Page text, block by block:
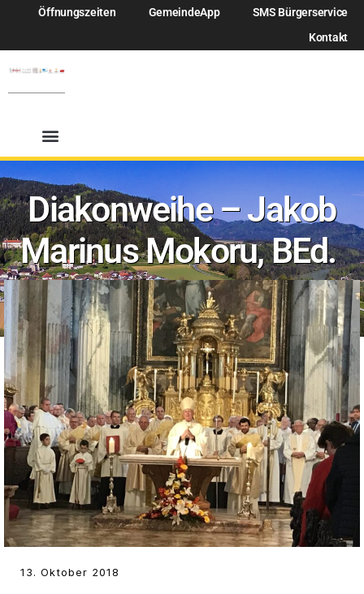
Öffnungszeiten GemeindeApp
SMS Bürgerservice
Kontakt
Diakonweihe – Jakob
Marinus Mokoru, BEd.
13. Oktober 2018